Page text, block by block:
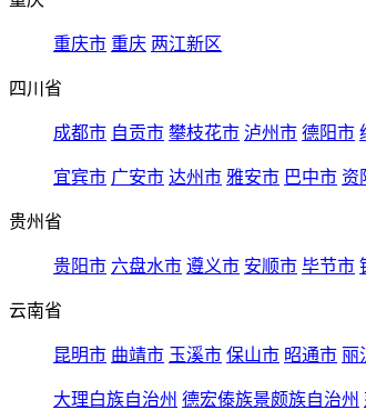
重庆市 重庆 两江新区
四川省
成都市 自贡市 攀枝花市 泸州市 德阳市
宜宾市 广安市 达州市 雅安市 巴中市 资
贵州省
贵阳市 六盘水市 遵义市 安顺市 毕节市
云南省
昆明市 曲靖市 玉溪市 保山市 昭通市 丽
大理白族自治州 德宏傣族景颇族自治州